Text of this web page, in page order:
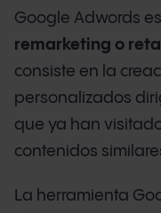
Google Adwords
remarketing o
consiste en la
personalizados
que ya han
contenidos
La herramienta